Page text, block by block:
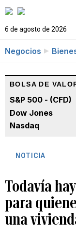
6 de agosto de 2026
Negocios
BOLSA DE
S&P 500 - (CFD)
Dow Jones
Nasdaq
NOTICIA
Todavía
para
una